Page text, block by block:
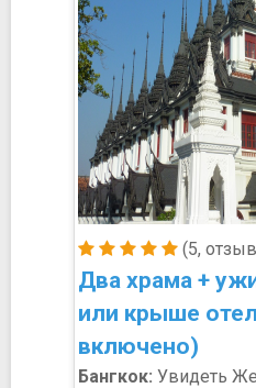
(5,
Два храма +
или крыше
включено)
Бангкок: Увидеть